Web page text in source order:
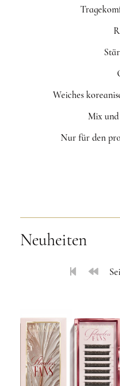
Weiches
Mix
Nur für den
Neuheiten